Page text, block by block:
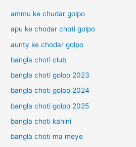
ammu ke chudar golpo
apu ke chodar choti golpo
aunty ke chodar golpo
bangla choti club
bangla choti golpo 2023
bangla choti golpo 2024
bangla choti golpo 2025
bangla choti kahini
bangla choti ma meye